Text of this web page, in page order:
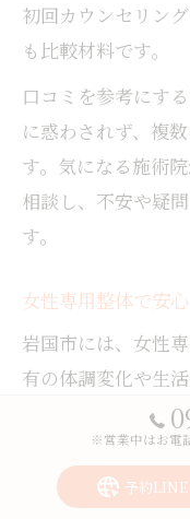
初回カウンセリン
も比較材料です。
口コミを参考にす
に惑わされず、複
す。気になる施術
相談し、不安や疑
す。
女性専用整体で安
岩国市には、女性
有の体調変化や生
性が安心して施術
す。プライベート
るカウンセリング
※営業中はお電
予約LINE